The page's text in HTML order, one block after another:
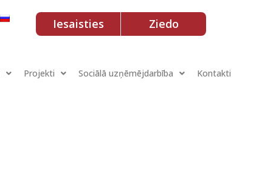
Iesaisties Ziedo
Projekti Sociālā uzņēmējdarbība Kontakti